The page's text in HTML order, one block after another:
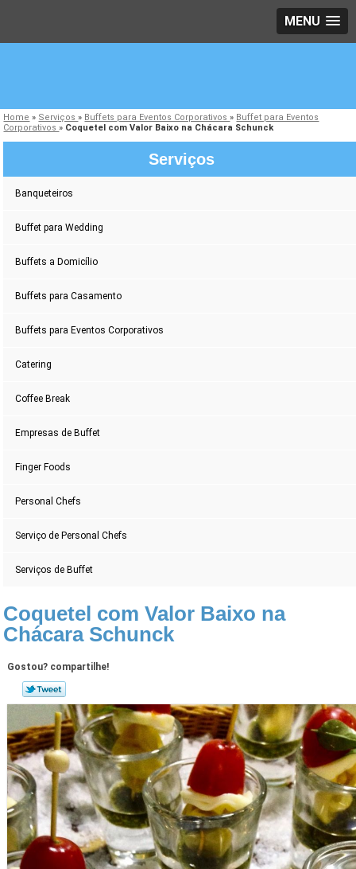
MENU
Home » Serviços» Buffets para Eventos Corporativos» Buffet para Eventos
Corporativos» Coquetel com Valor Baixo na Chácara Schunck
Serviços
Banqueteiros
Buffet para Wedding
Buffets a Domicílio
Buffets para Casamento
Buffets para Eventos Corporativos
Catering
Coffee Break
Empresas de Buffet
Finger Foods
Personal Chefs
Serviço de Personal Chefs
Serviços de Buffet
Coquetel com Valor Baixo na
Chácara Schunck
Gostou? compartilhe!